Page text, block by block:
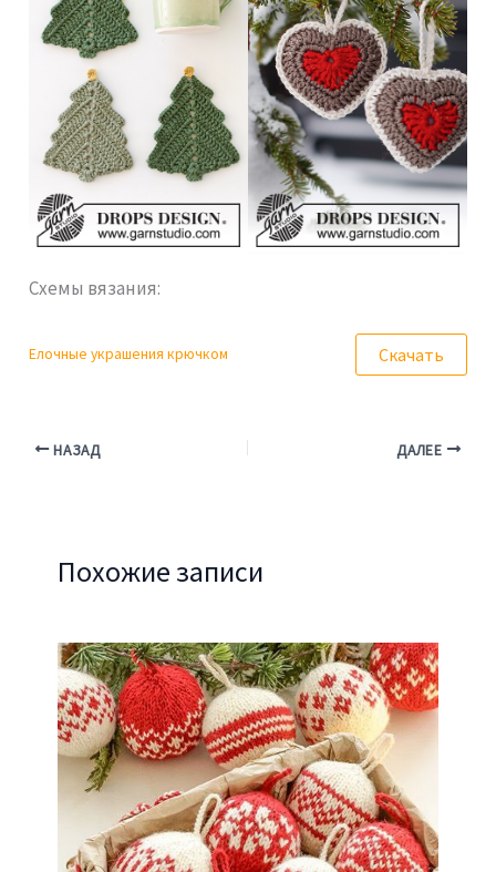
Схемы вязания:
Елочные украшения крючком Скачать
НАЗАД ДАЛЕЕ
Похожие записи